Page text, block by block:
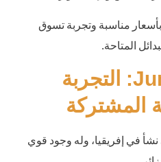
مناسبة وتجربة تسوق
المتاحة.
موقع جوميا Jumia: التجربة
المشتركة
في إفريقيا، وله وجود قوي